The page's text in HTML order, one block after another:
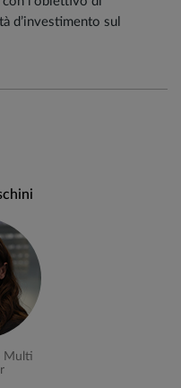
d’investimento sul
Multi